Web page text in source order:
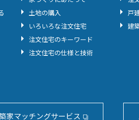
土地の購入
いろいろな注文住宅
注文住宅のキーワード
注文住宅の仕様と技術
戸
建
家マッチングサービス